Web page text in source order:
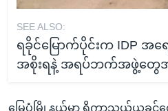
SEE ALSO:
ရခိုင်မြောက်ပိုင်းက IDP
အစိုးရနဲ့ အရပ်ဘက်အဖွဲ့တွေအ
မြေပုံမြို့နယ်မှာ ရိက္ခာသယ်ယူ